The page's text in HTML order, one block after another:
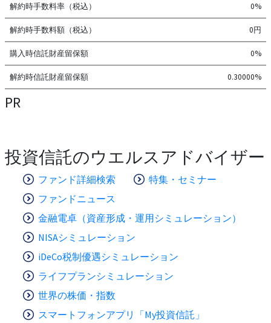
解約時手数料率（税込） 0%
解約時手数料額（税込） 0円
購入時信託財産留保額 0%
解約時信託財産留保額 0.30000%
PR
投資信託のウエルスアドバイザー
ファンド詳細検索
特集・セミナー
ファンドニュース
金融電卓（資産形成・運用シミュレーション）
NISAシミュレーション
iDeCo税制優遇シミュレーション
ライフプランシミュレーション
世界の株価・指数
スマートフォンアプリ「My投資信託」